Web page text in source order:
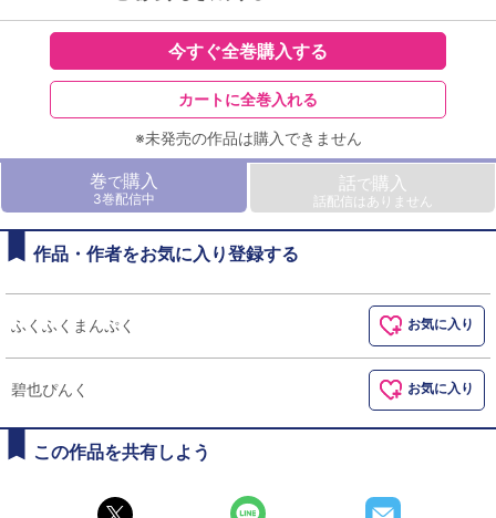
今すぐ全巻購入する
カートに全巻入れる
※未発売の作品は購入できません
巻で購入
3巻配信中
話で購入
話配信はありません
作品・作者をお気に入り登録する
ふくふくまんぷく お気に入り
碧也ぴんく お気に入り
この作品を共有しよう